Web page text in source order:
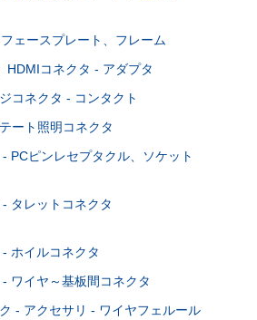
ェースプレート、フレーム
HDMIコネクタ - アダプタ
コネクタ - コンタクト
ート照明コネクタ
PCピンレセプタクル、ソケット
タレットコネクタ
ホイルコネクタ
ワイヤ～基板間コネクタ
- アクセサリ - ワイヤフェルール